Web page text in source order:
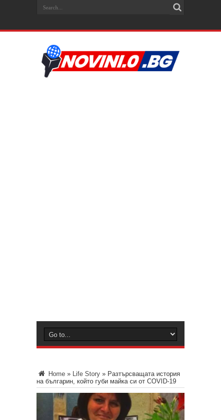
Home » Life Story » Разтърсващата история
на българин, който губи майка си от COVID-19